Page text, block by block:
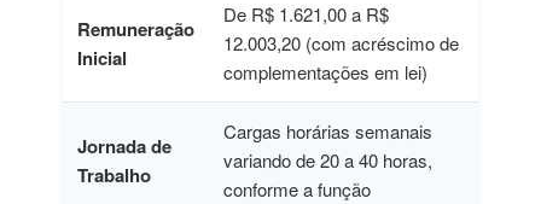
Remuneração
Inicial
De R$ 1.621,00 a R$
12.003,20 (com acréscimo de
complementações em lei)
Jornada de
Trabalho
Cargas horárias semanais
variando de 20 a 40 horas,
conforme a função